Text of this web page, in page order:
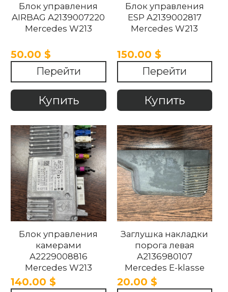
Блок управления
AIRBAG A2139007220
Mercedes W213
50.00 $
Перейти
Купить
Блок управления
ESP A2139002817
Mercedes W213
150.00 $
Перейти
Купить
Блок управления
камерами
A2229008816
Mercedes W213
140.00 $
Заглушка накладки
порога левая
A2136980107
Mercedes E-klasse
W213 2016-2020
20.00 $